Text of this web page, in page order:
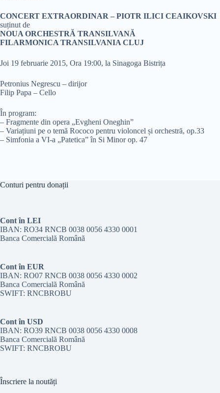
CONCERT EXTRAORDINAR – PIOTR ILICI CEAIKOVSKI
suținut de
NOUA ORCHESTRĂ TRANSILVANĂ
FILARMONICA TRANSILVANIA CLUJ
Joi 19 februarie 2015, Ora 19:00, la Sinagoga Bistrița
Petronius Negrescu – dirijor
Filip Papa – Cello
În program:
– Fragmente din opera „Evgheni Oneghin”
– Variațiuni pe o temă Rococo pentru violoncel și orchestră, op.33
– Simfonia a VI-a „Patetica” în Si Minor op. 47
Conturi pentru donații
Cont în LEI
IBAN: RO34 RNCB 0038 0056 4330 0001
Banca Comercială Română
Cont în EUR
IBAN: RO07 RNCB 0038 0056 4330 0002
Banca Comercială Română
SWIFT: RNCBROBU
Cont în USD
IBAN: RO39 RNCB 0038 0056 4330 0008
Banca Comercială Română
SWIFT: RNCBROBU
Înscriere la noutăți